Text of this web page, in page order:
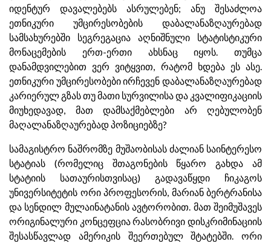
იდენტურ დავალებებს ასრულებენ; ანუ შესაძლოა
ეთნიკური უმცირესობების დაბალანაზღაურებად
სამსახურებში სეგრეგაცია აღნიშნული სტატისტიკური
მონაცემების ერთ-ერთი ახსნაც იყოს. თუმცა
დანამდვილებით ვერ ვიტყვით, რატომ ხდება ეს ასე.
ეთნიკური უმცირესობები ირჩევენ დაბალანაზღაურებად
კარიერულ გზას თუ მათი სურვილისა და კვალიფიკაციის
მიუხედავად, მათ დამსაქმებლები არ ღებულობენ
მაღალანაზღაურებად პოზიციებზე?
სამაგისტრო ნაშრომზე მუშაობისას ძალიან საინტერესო
სტატიას (რომელიც შთაგონების წყარო გახდა ამ
სტატიის სათაურისთვისაც) გადავაწყდი ჩიკაგოს
უნივერსიტეტის ორი პროფესორის, მარიან ბერტრანისა
და სენდილ მულაინატანის ავტორობით. მათ შეიმუშავეს
ორიგინალური კონცეფცია რასობრივი დისკრიმინაციის
შესასწავლად ამერიკის შეერთებულ შტატებში. ორი